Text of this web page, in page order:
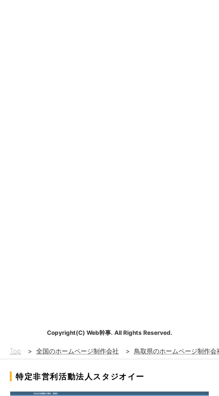
Copyright(C) Web幹事. All Rights Reserved.
Top > 全国のホームページ制作会社 > 鳥取県のホームページ制作会
特定非営利活動法人スタジオイー